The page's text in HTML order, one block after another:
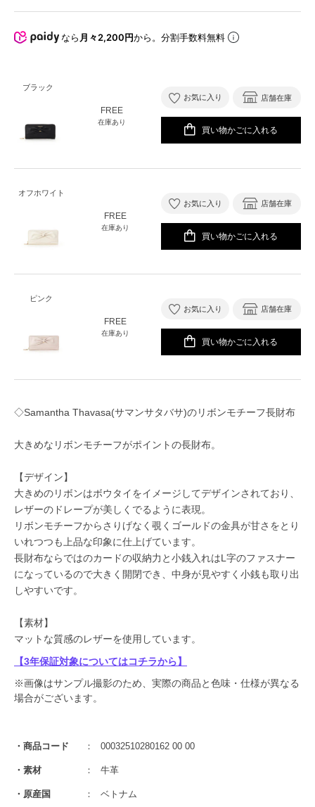
商品コード 00032510280162 00 00
素材 牛革
原産国 ベトナム
なら 月々2,200円から。分割手数料無料
ブラック
FREE
在庫あり
お気に入り 店舗在庫
買い物かごに入れる
オフホワイト
FREE
在庫あり
お気に入り 店舗在庫
買い物かごに入れる
ピンク
FREE
在庫あり
お気に入り 店舗在庫
買い物かごに入れる
◇Samantha Thavasa(サマンサタバサ)のリボンモチーフ長財布
大きめなリボンモチーフがポイントの長財布。
【デザイン】
大きめのリボンはボウタイをイメージしてデザインされており、
レザーのドレープが美しくでるように表現。
リボンモチーフからさりげなく覗くゴールドの金具が甘さをとり
いれつつも上品な印象に仕上げています。
長財布ならではのカードの収納力と小銭入れはL字のファスナー
になっているので大きく開閉でき、中身が見やすく小銭も取り出
しやすいです。
【素材】
マットな質感のレザーを使用しています。
【3年保証対象についてはコチラから】
※画像はサンプル撮影のため、実際の商品と色味・仕様が異なる
場合がございます。